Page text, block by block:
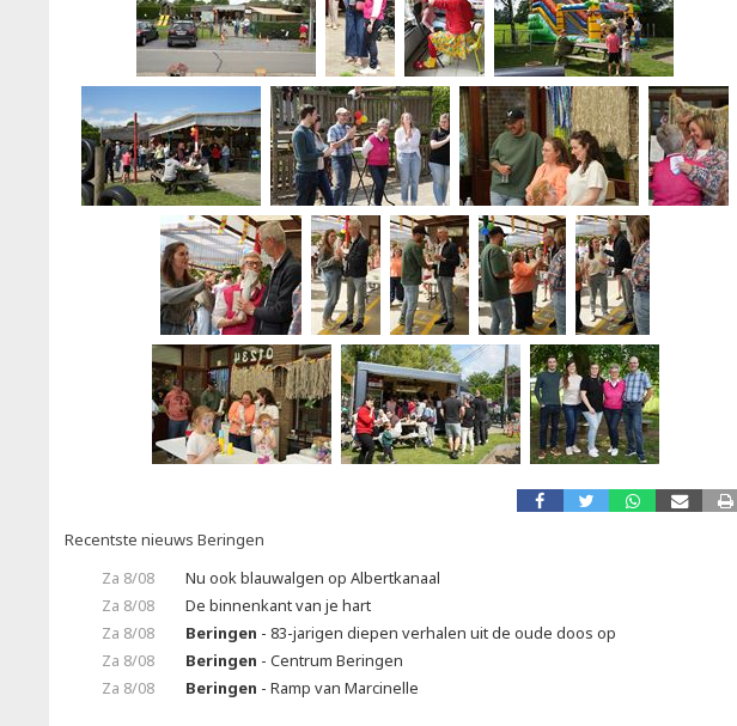
Recentste nieuws Beringen
Za 8/08
Nu ook blauwalgen op Albertkanaal
Za 8/08
De binnenkant van je hart
Za 8/08
Beringen - 83-jarigen diepen verhalen uit de oude doos op
Za 8/08
Beringen - Centrum Beringen
Za 8/08
Beringen - Ramp van Marcinelle